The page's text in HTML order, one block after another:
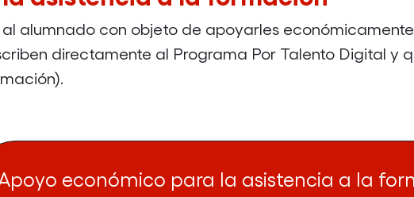
alumnado con objeto de apoyarles
directamente al Programa Por Talento Digital y
económico para la asistencia a la